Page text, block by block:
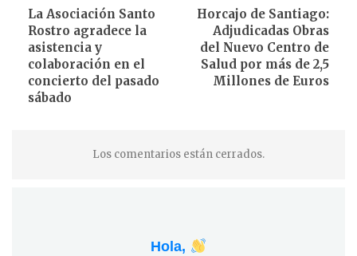
La Asociación Santo
Rostro agradece la
asistencia y
colaboración en el
concierto del pasado
sábado
Horcajo de Santiago:
Adjudicadas Obras
del Nuevo Centro de
Salud por más de 2,5
Millones de Euros
Los comentarios están cerrados.
Hola,